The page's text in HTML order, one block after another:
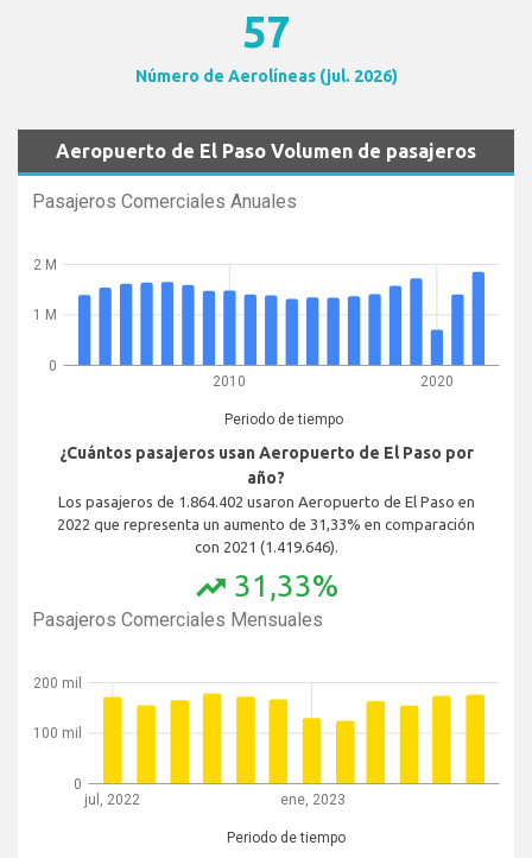
57
Número de Aerolíneas (jul. 2026)
Aeropuerto de El Paso Volumen de pasajeros
Pasajeros Comerciales Anuales
2010 2020
Periodo de tiempo
0
1 M
2 M
¿Cuántos pasajeros usan Aeropuerto de El Paso por
año?
Los pasajeros de 1.864.402 usaron Aeropuerto de El Paso en
2022 que representa un aumento de 31,33% en comparación
con 2021 (1.419.646).
trending_up 31,33%
Pasajeros Comerciales Mensuales
jul, 2022 ene, 2023
Periodo de tiempo
0
100 mil
200 mil